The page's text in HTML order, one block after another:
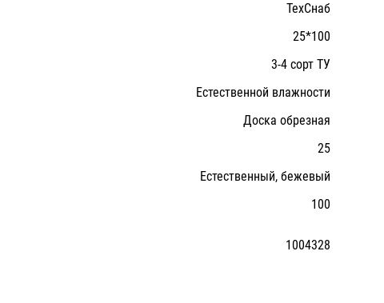
ТехСнаб
25*100
3-4 сорт ТУ
Естественной влажности
Доска обрезная
25
Естественный, бежевый
100
1004328